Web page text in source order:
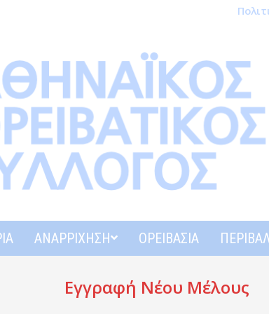
ΑΝΑΡΡΊΧΗΣΗ ΟΡΕΙΒΑΣΊΑ
Εγγραφή Νέου Μέλους